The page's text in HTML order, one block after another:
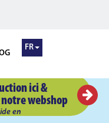
FR
ici &
notre webshop
en